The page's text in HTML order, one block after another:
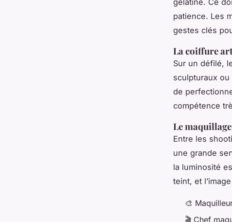
patience. Les
gestes clés
La coiffure
Sur un défilé,
sculpturaux
de
compétence
Le
Entre les
une grande
la luminosité
teint, et
🎨
🎬 Chef